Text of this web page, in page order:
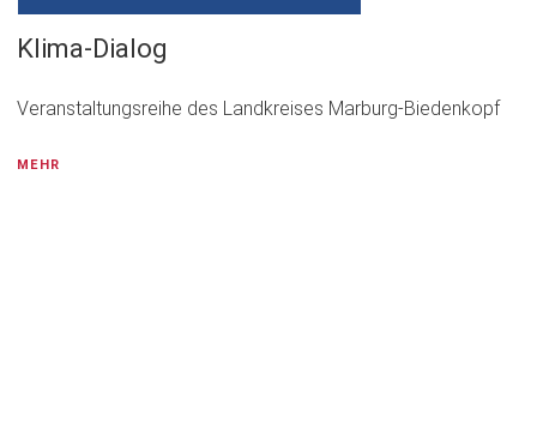
Klima-Dialog
Veranstaltungsreihe des Landkreises Marburg-Biedenkopf
MEHR